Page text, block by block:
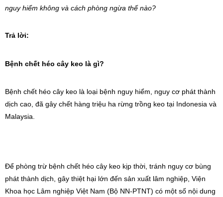
nguy hiểm không và cách phòng ngừa thế nào?
Trả lời:
Bệnh chết héo cây keo là gì?
Bệnh chết héo cây keo là loại bệnh nguy hiểm, nguy cơ phát thành
dịch cao, đã gây chết hàng triệu ha rừng trồng keo tại Indonesia và
Malaysia.
Để phòng trừ bệnh chết héo cây keo kịp thời, tránh nguy cơ bùng
phát thành dịch, gây thiệt hại lớn đến sản xuất lâm nghiệp, Viện
Khoa học Lâm nghiệp Việt Nam (Bộ NN-PTNT) có một số nội dung